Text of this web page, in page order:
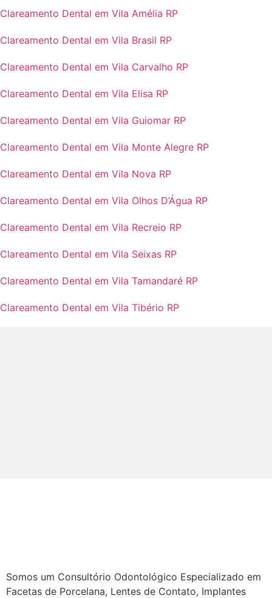
Clareamento Dental em Vila Amélia RP
Clareamento Dental em Vila Brasil RP
Clareamento Dental em Vila Carvalho RP
Clareamento Dental em Vila Elisa RP
Clareamento Dental em Vila Guiomar RP
Clareamento Dental em Vila Monte Alegre RP
Clareamento Dental em Vila Nova RP
Clareamento Dental em Vila Olhos D’Água RP
Clareamento Dental em Vila Recreio RP
Clareamento Dental em Vila Seixas RP
Clareamento Dental em Vila Tamandaré RP
Clareamento Dental em Vila Tibério RP
Somos um Consultório Odontológico Especializado em
Facetas de Porcelana, Lentes de Contato, Implantes